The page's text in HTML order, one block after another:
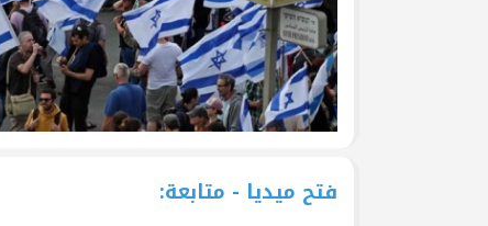
فتح ميديا - متابعة: